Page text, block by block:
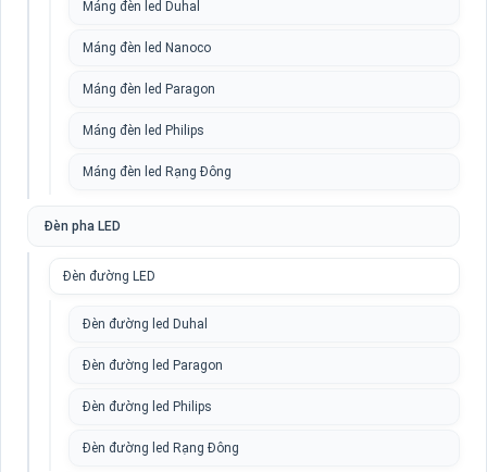
Máng đèn led Duhal
Máng đèn led Nanoco
Máng đèn led Paragon
Máng đèn led Philips
Máng đèn led Rạng Đông
Đèn pha LED
Đèn đường LED
Đèn đường led Duhal
Đèn đường led Paragon
Đèn đường led Philips
Đèn đường led Rạng Đông